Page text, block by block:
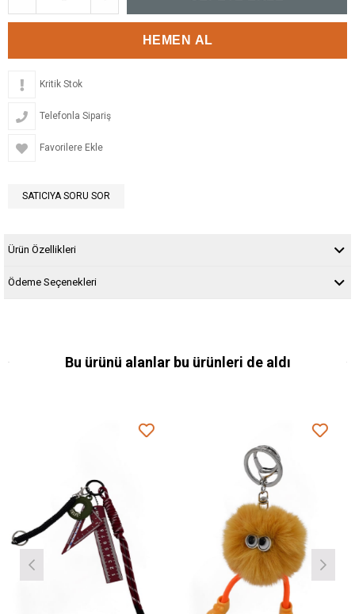
Kritik Stok
Telefonla Sipariş
Favorilere Ekle
SATICIYA SORU SOR
Ürün Özellikleri
Ödeme Seçenekleri
Bu ürünü alanlar bu ürünleri de aldı